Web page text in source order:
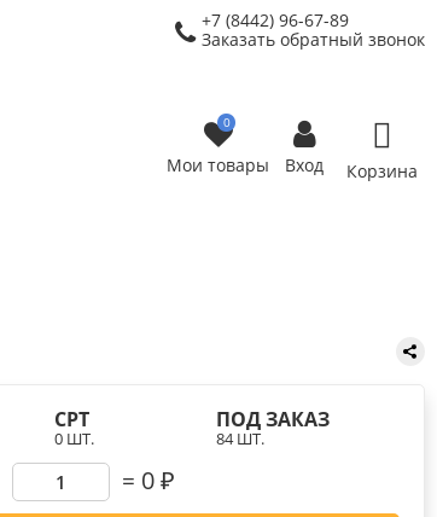
+7 (8442) 96-67-89
Заказать обратный звонок
0
Мои товары Вход Корзина
СРТ
0 ШТ.
ПОД ЗАКАЗ
84 ШТ.
0₽